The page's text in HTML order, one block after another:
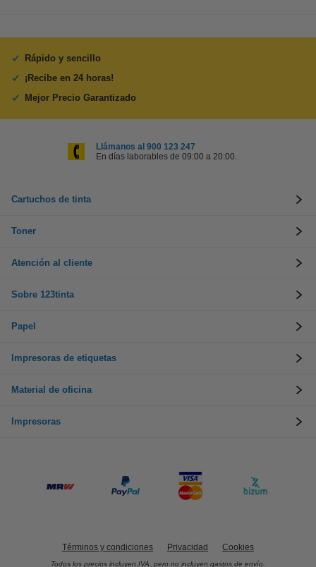
Rápido y sencillo
¡Recibe en 24 horas!
Mejor Precio Garantizado
Llámanos al 900 123 247
En días laborables de 09:00 a 20:00.
Cartuchos de tinta
Toner
Atención al cliente
Sobre 123tinta
Papel
Impresoras de etiquetas
Material de oficina
Impresoras
Términos y condiciones Privacidad Cookies
Todos los precios incluyen IVA, pero no incluyen gastos de envío.